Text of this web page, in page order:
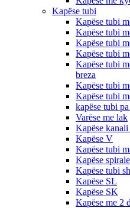
Kapëse tubi
Kapëse tubi
Kapëse tubi
Kapëse tubi
Kapëse tubi
Kapëse tubi
breza
Kapëse tubi
Kapëse tubi
kapëse tubi
Varëse me lak
Kapëse kanali
Kapëse V
Kapëse tubi
Kapëse spirale
Kapëse tubi
Kapëse SL
Kapëse SK
Kapëse me 2